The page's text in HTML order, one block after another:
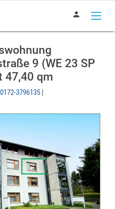
person
9 (WE 23 SP
47,40 qm
0172-3796135 |